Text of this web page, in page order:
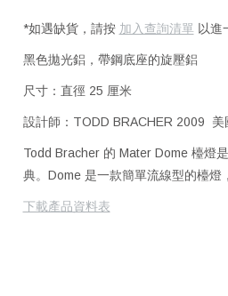
*如遇缺貨，請按 加入查詢清單 以進
黑色拋光鋁，帶鋼底座的旋壓鋁
尺寸：直徑 25 厘米
設計師：TODD BRACHER 2009 美
Todd Bracher 的 Mater Dome 檯燈
典。Dome 是一款簡單流線型的檯燈
下載產品資料表